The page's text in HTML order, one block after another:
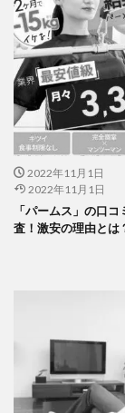
2022年11月1日
2022年11月1日
「パームス」の口
査！激安の理由とは